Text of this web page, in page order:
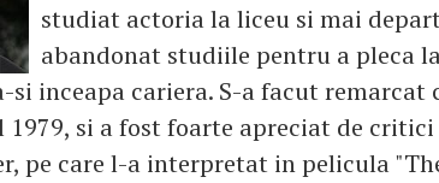
studiat actoria la liceu si mai
abandonat studiile pentru a pleca
si inceapa cariera. S-a facut
1979, si a fost foarte apreciat de
pe care l-a interpretat in pelicula